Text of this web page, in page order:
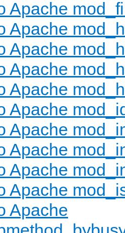
Apache
Apache
Apache
Apache
Apache
Apache
Apache
Apache
Apache
Apache
Apache